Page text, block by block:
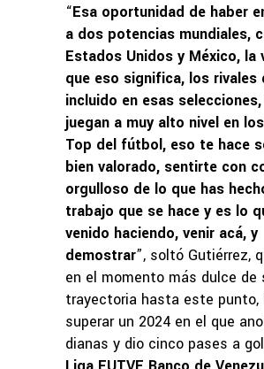
“Esa oportunidad de haber
a dos potencias mundiales,
Estados Unidos y México, la
que eso significa, los rivales
incluido en esas
juegan a muy alto nivel en
Top del fútbol, eso te hace
bien valorado, sentirte con
orgulloso de lo que has
trabajo que se hace y es lo
venido haciendo, venir acá, y
demostrar”, soltó Gutiérrez,
en el momento más dulce de
trayectoria hasta este punto,
superar un 2024 en el que
dianas y dio cinco pases a